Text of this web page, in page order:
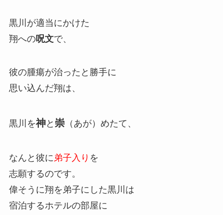
黒川が適当にかけた
翔への呪文で、
彼の腫瘍が治ったと勝手に
思い込んだ翔は、
黒川を神と 崇（あが）めたて、
なんと彼に弟子入り を
志願するのです。
偉そうに翔を弟子にした黒川は
宿泊するホテルの部屋に